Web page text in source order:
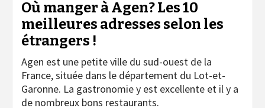
Où manger à Agen? Les 10
meilleures adresses selon les
étrangers !
Agen est une petite ville du sud-ouest de la
France, située dans le département du Lot-et-
Garonne. La gastronomie y est excellente et il y a
de nombreux bons restaurants.